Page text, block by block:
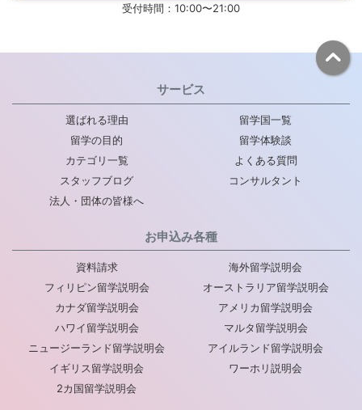
受付時間：10:00〜21:00
サービス
選ばれる理由
留学国一覧
留学の目的
留学体験談
カテゴリ一覧
よくある質問
スタッフブログ
コンサルタント
法人・団体の皆様へ
お申込み各種
資料請求
海外留学説明会
フィリピン留学説明会
オーストラリア留学説明会
カナダ留学説明会
アメリカ留学説明会
ハワイ留学説明会
マルタ留学説明会
ニュージーランド留学説明会
アイルランド留学説明会
イギリス留学説明会
ワーホリ説明会
2カ国留学説明会